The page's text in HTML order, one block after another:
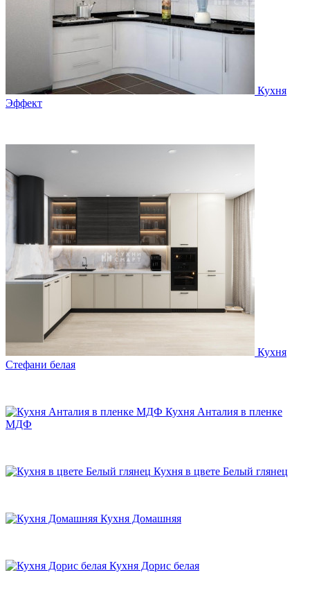
Кухня
Эффект
Кухня
Стефани белая
Кухня Анталия в пленке
МДФ
Кухня в цвете Белый глянец
Кухня Домашняя
Кухня Дорис белая